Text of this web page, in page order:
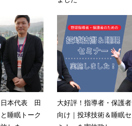
日本代表 田
睡眠トーク
大好評！指導者・保護者
向け｜投球技術＆睡眠セ